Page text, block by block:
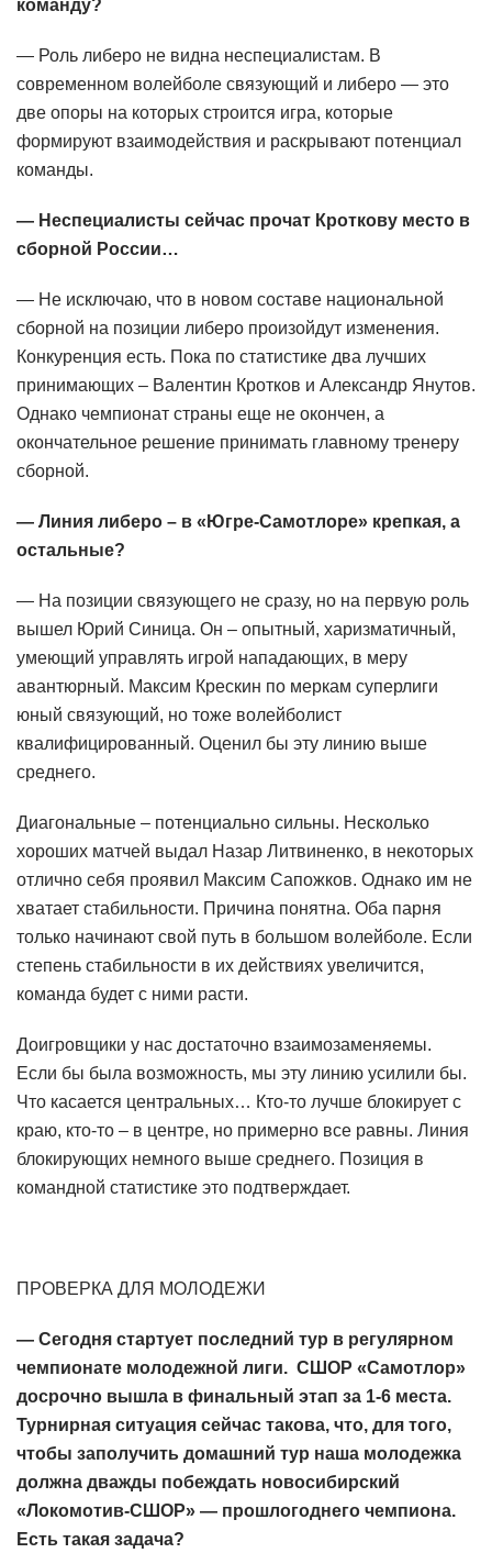
команду?
— Роль либеро не видна неспециалистам. В
современном волейболе связующий и либеро — это
две опоры на которых строится игра, которые
формируют взаимодействия и раскрывают потенциал
команды.
— Неспециалисты сейчас прочат Кроткову место в
сборной России…
— Не исключаю, что в новом составе национальной
сборной на позиции либеро произойдут изменения.
Конкуренция есть. Пока по статистике два лучших
принимающих – Валентин Кротков и Александр Янутов.
Однако чемпионат страны еще не окончен, а
окончательное решение принимать главному тренеру
сборной.
— Линия либеро – в «Югре-Самотлоре» крепкая, а
остальные?
— На позиции связующего не сразу, но на первую роль
вышел Юрий Синица. Он – опытный, харизматичный,
умеющий управлять игрой нападающих, в меру
авантюрный. Максим Крескин по меркам суперлиги
юный связующий, но тоже волейболист
квалифицированный. Оценил бы эту линию выше
среднего.
Диагональные – потенциально сильны. Несколько
хороших матчей выдал Назар Литвиненко, в некоторых
отлично себя проявил Максим Сапожков. Однако им не
хватает стабильности. Причина понятна. Оба парня
только начинают свой путь в большом волейболе. Если
степень стабильности в их действиях увеличится,
команда будет с ними расти.
Доигровщики у нас достаточно взаимозаменяемы.
Если бы была возможность, мы эту линию усилили бы.
Что касается центральных… Кто-то лучше блокирует с
краю, кто-то – в центре, но примерно все равны. Линия
блокирующих немного выше среднего. Позиция в
командной статистике это подтверждает.
ПРОВЕРКА ДЛЯ МОЛОДЕЖИ
— Сегодня стартует последний тур в регулярном
чемпионате молодежной лиги. СШОР «Самотлор»
досрочно вышла в финальный этап за 1-6 места.
Турнирная ситуация сейчас такова, что, для того,
чтобы заполучить домашний тур наша молодежка
должна дважды побеждать новосибирский
«Локомотив-СШОР» — прошлогоднего чемпиона.
Есть такая задача?